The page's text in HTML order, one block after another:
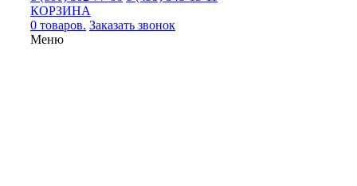
КОРЗИНА
0 товаров. Заказать звонок
Меню